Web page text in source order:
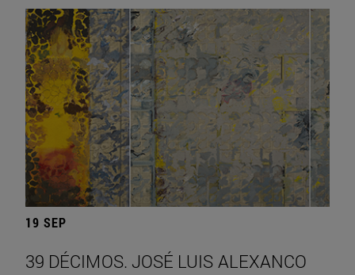
19 SEP
39 DÉCIMOS. JOSÉ LUIS ALEXANCO